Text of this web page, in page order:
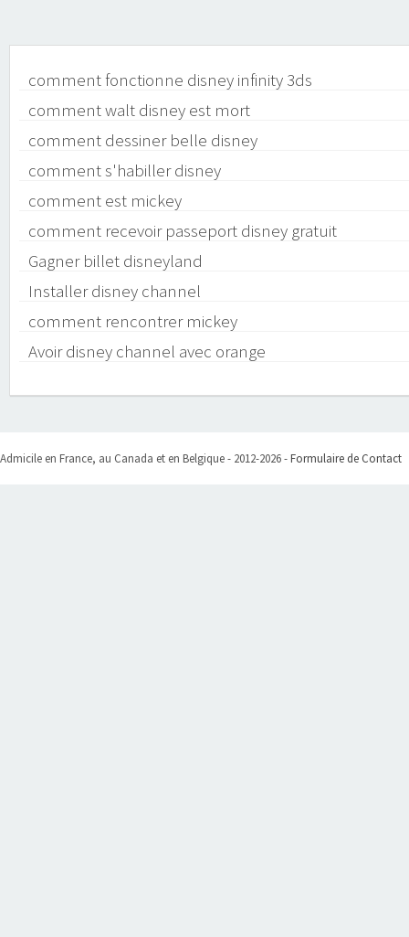
comment fonctionne disney infinity 3ds
comment walt disney est mort
comment dessiner belle disney
comment s'habiller disney
comment est mickey
comment recevoir passeport disney gratuit
Gagner billet disneyland
Installer disney channel
comment rencontrer mickey
Avoir disney channel avec orange
Admicile en France, au Canada et en Belgique - 2012-2026 -Formulaire de Contact